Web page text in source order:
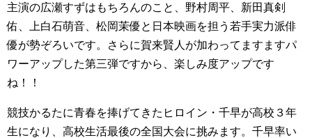
主演の広瀬すずはもちろんのこと、野村周平、新田真剣
佑、上白石萌音、松岡茉優と日本映画を担う若手実力派俳
優が勢ぞろいです。さらに賀来賢人が加わってますますパ
ワーアップした第三弾ですから、楽しみ度アップです
ね！！
競技かるたに青春を捧げてきたヒロイン・千早が高校３年
生になり、高校生活最後の全国大会に挑みます。千早率い